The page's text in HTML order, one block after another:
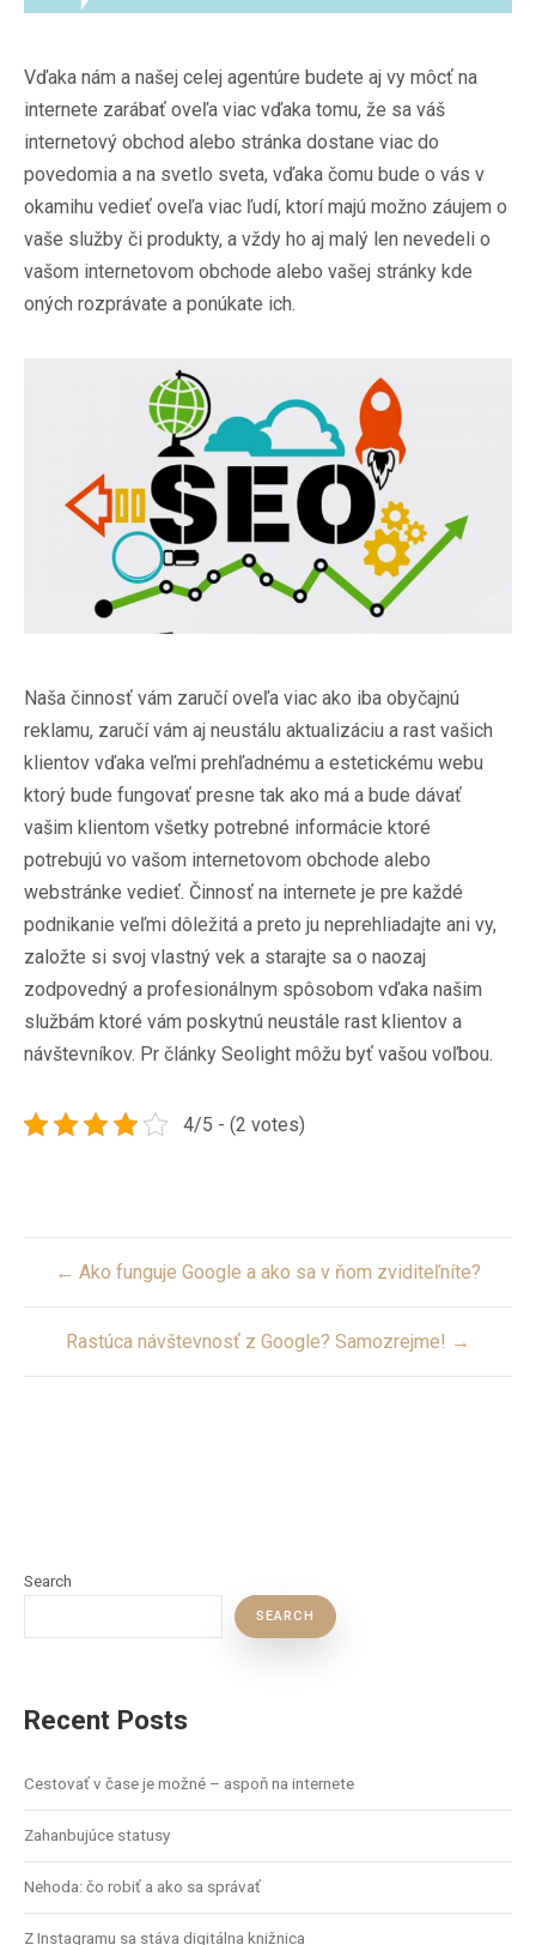
Vďaka nám a našej celej agentúre budete aj vy môcť na
internete zarábať oveľa viac vďaka tomu, že sa váš
internetový obchod alebo stránka dostane viac do
povedomia a na svetlo sveta, vďaka čomu bude o vás v
okamihu vedieť oveľa viac ľudí, ktorí majú možno záujem o
vaše služby či produkty, a vždy ho aj malý len nevedeli o
vašom internetovom obchode alebo vašej stránky kde
oných rozprávate a ponúkate ich.
Naša činnosť vám zaručí oveľa viac ako iba obyčajnú
reklamu, zaručí vám aj neustálu aktualizáciu a rast vašich
klientov vďaka veľmi prehľadnému a estetickému webu
ktorý bude fungovať presne tak ako má a bude dávať
vašim klientom všetky potrebné informácie ktoré
potrebujú vo vašom internetovom obchode alebo
webstránke vedieť. Činnosť na internete je pre každé
podnikanie veľmi dôležitá a preto ju neprehliadajte ani vy,
založte si svoj vlastný vek a starajte sa o naozaj
zodpovedný a profesionálnym spôsobom vďaka našim
službám ktoré vám poskytnú neustále rast klientov a
návštevníkov. Pr články Seolight môžu byť vašou voľbou.
4/5 - (2 votes)
Post
navigation
← Ako funguje Google a ako sa v ňom zviditeľníte?
Rastúca návštevnosť z Google? Samozrejme! →
Search
SEARCH
Recent Posts
Cestovať v čase je možné – aspoň na internete
Zahanbujúce statusy
Nehoda: čo robiť a ako sa správať
Z Instagramu sa stáva digitálna knižnica